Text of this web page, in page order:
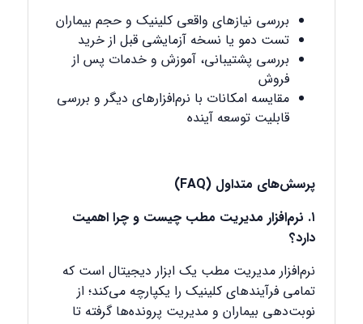
بررسی نیازهای واقعی کلینیک و حجم بیماران
تست دمو یا نسخه آزمایشی قبل از خرید
بررسی پشتیبانی، آموزش و خدمات پس از
فروش
مقایسه امکانات با نرم‌افزارهای دیگر و بررسی
قابلیت توسعه آینده
پرسش‌های متداول (FAQ
)
۱. نرم‌افزار مدیریت مطب چیست و چرا اهمیت
دارد؟
نرم‌افزار مدیریت مطب یک ابزار دیجیتال است که
تمامی فرآیندهای کلینیک را یکپارچه می‌کند؛ از
نوبت‌دهی بیماران و مدیریت پرونده‌ها گرفته تا